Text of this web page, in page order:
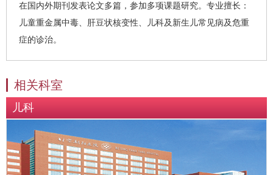
在国内外期刊发表论文多篇，参加多项课题研究。专业擅长：
儿童重金属中毒、肝豆状核变性、儿科及新生儿常见病及危重
症的诊治。
相关科室
儿科